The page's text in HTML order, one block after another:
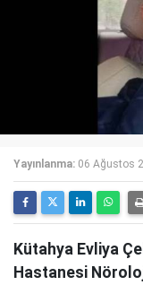
Yayınlanma: 06 Ağustos
Kütahya Evliya
Hastanesi